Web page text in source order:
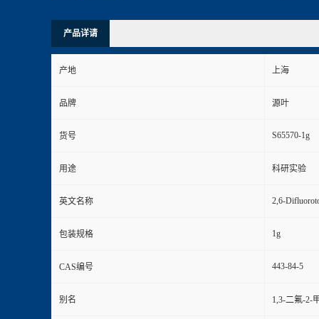
产品详请
产地 上海
品牌 源叶
货号 S65570-1g
用途 科研实验
英文名称 2,6-
包装规格 1g
CAS编号 443-84-5
别名 1,3-二氟-2-